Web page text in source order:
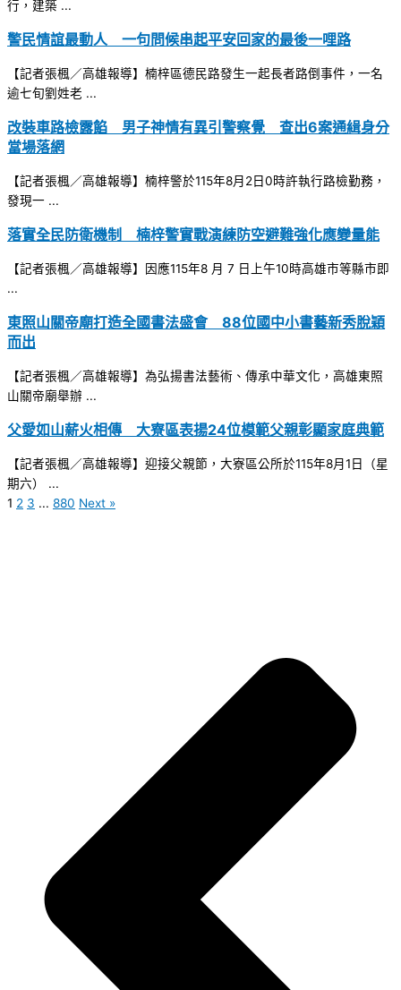
行，建築 ...
警民情誼最動人 一句問候串起平安回家的最後一哩路
【記者張楓／高雄報導】楠梓區德民路發生一起長者路倒事件，一名
逾七旬劉姓老 ...
改裝車路檢露餡 男子神情有異引警察覺 查出6案通緝身分
當場落網
【記者張楓／高雄報導】楠梓警於115年8月2日0時許執行路檢勤務，
發現一 ...
落實全民防衛機制 楠梓警實戰演練防空避難強化應變量能
【記者張楓／高雄報導】因應115年8 月 7 日上午10時高雄市等縣市即
...
東照山關帝廟打造全國書法盛會 88位國中小書藝新秀脫穎
而出
【記者張楓／高雄報導】為弘揚書法藝術、傳承中華文化，高雄東照
山關帝廟舉辦 ...
父愛如山薪火相傳 大寮區表揚24位模範父親彰顯家庭典範
【記者張楓／高雄報導】迎接父親節，大寮區公所於115年8月1日（星
期六） ...
1 2 3 ... 880 Next »